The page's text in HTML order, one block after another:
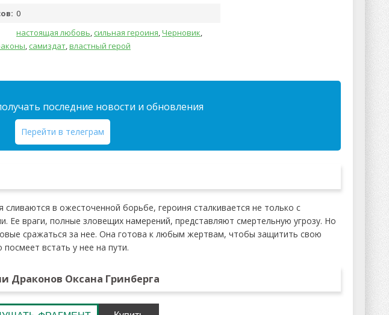
0
настоящая любовь, сильная героиня,Черновик,
, самиздат,властный герой
последние новости и обновления
Перейти в телеграм
в ожесточенной борьбе, героиня сталкивается не только с
Ее враги, полные зловещих намерений, представляют смертельную угрозу. Но
сражаться за нее. Она готова к любым жертвам, чтобы защитить свою
встать у нее на пути.
Оксана Гринберга